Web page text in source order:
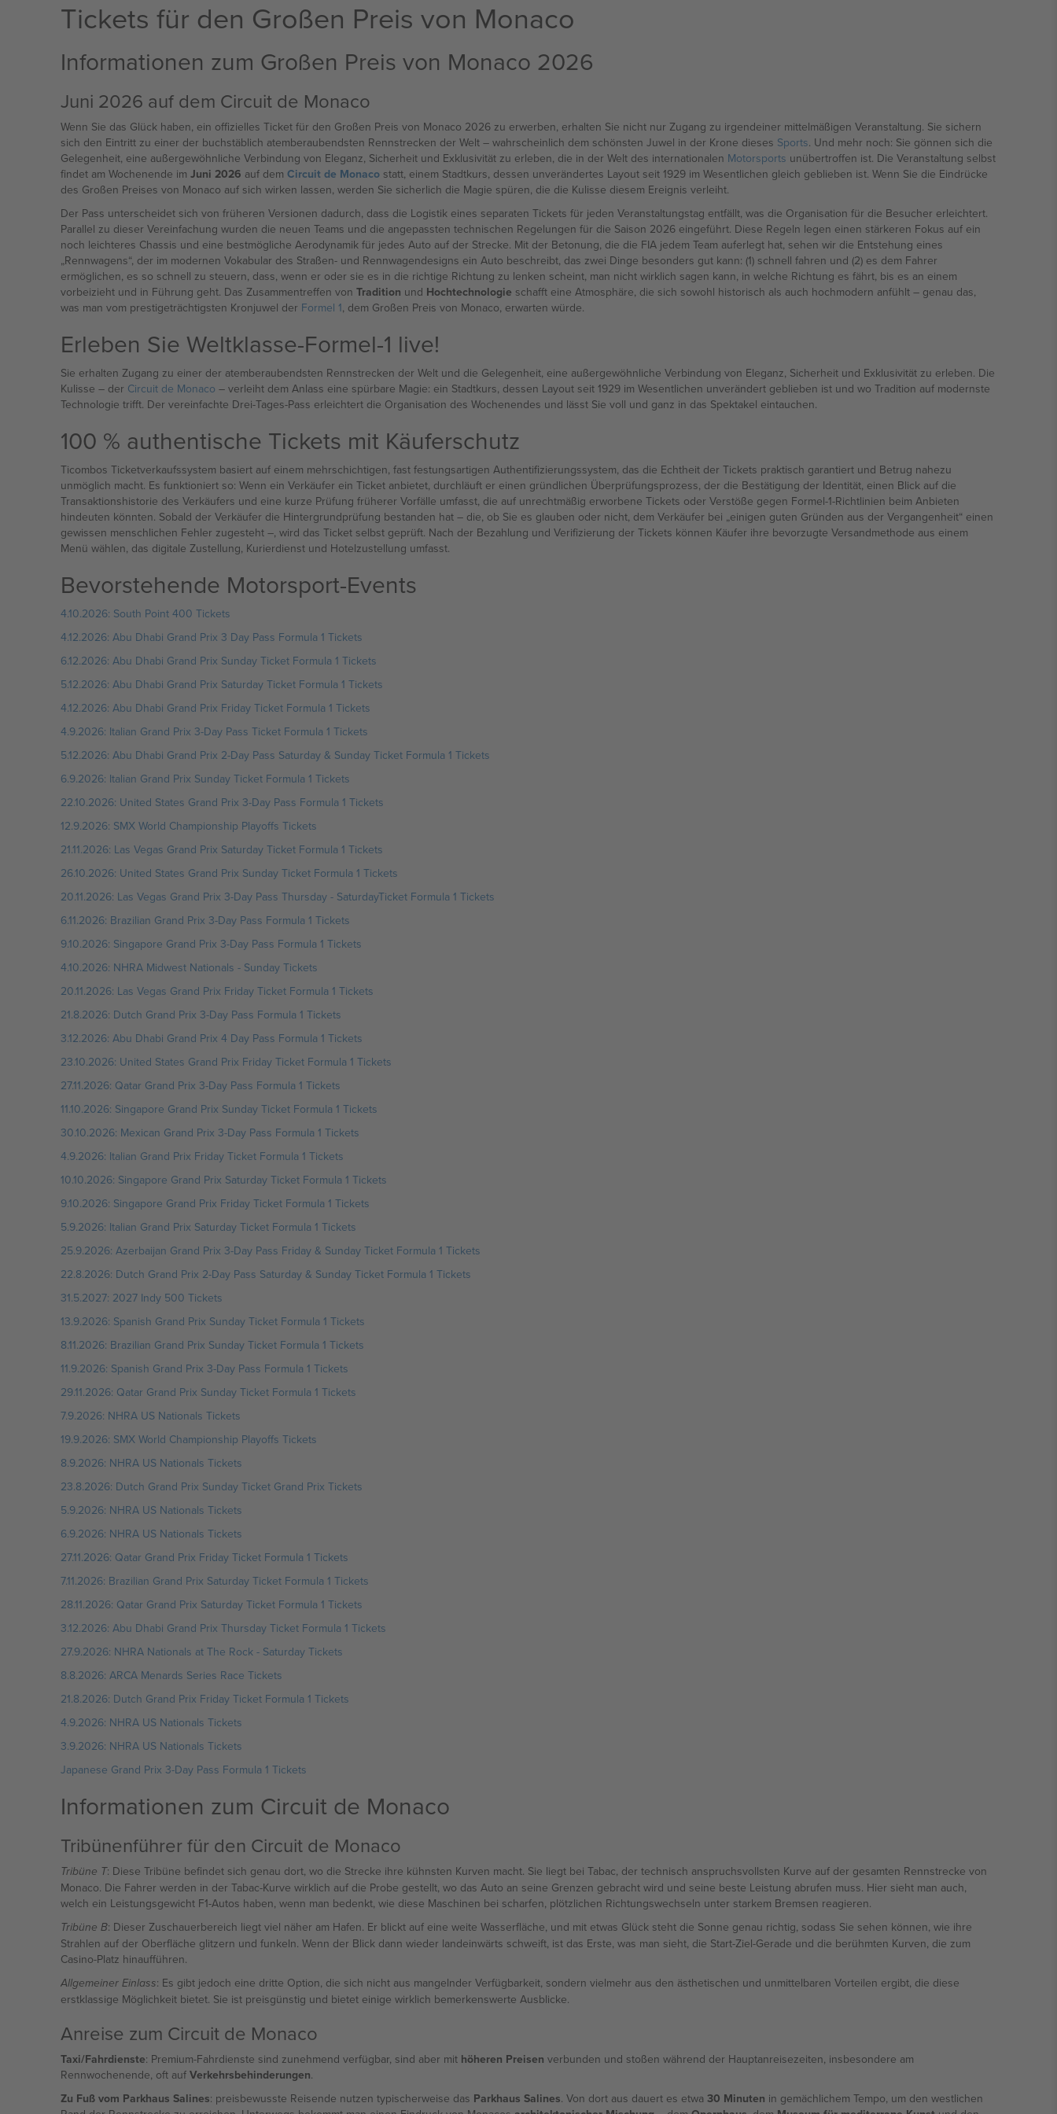
Tickets für den Großen Preis von Monaco
Informationen zum Großen Preis von Monaco 2026
Juni 2026 auf dem Circuit de Monaco
Wenn Sie das Glück haben, ein offizielles Ticket für den Großen Preis von Monaco 2026 zu erwerben, erhalten Sie nicht nur Zugang zu irgendeiner mittelmäßigen Veranstaltung. Sie sichern
sich den Eintritt zu einer der buchstäblich atemberaubendsten Rennstrecken der Welt – wahrscheinlich dem schönsten Juwel in der Krone dieses Sports. Und mehr noch: Sie gönnen sich die
Gelegenheit, eine außergewöhnliche Verbindung von Eleganz, Sicherheit und Exklusivität zu erleben, die in der Welt des internationalen Motorsports unübertroffen ist. Die Veranstaltung selbst
findet am Wochenende im Juni 2026 auf dem Circuit de Monacostatt, einem Stadtkurs, dessen unverändertes Layout seit 1929 im Wesentlichen gleich geblieben ist. Wenn Sie die Eindrücke
des Großen Preises von Monaco auf sich wirken lassen, werden Sie sicherlich die Magie spüren, die die Kulisse diesem Ereignis verleiht.
Der Pass unterscheidet sich von früheren Versionen dadurch, dass die Logistik eines separaten Tickets für jeden Veranstaltungstag entfällt, was die Organisation für die Besucher erleichtert.
Parallel zu dieser Vereinfachung wurden die neuen Teams und die angepassten technischen Regelungen für die Saison 2026 eingeführt. Diese Regeln legen einen stärkeren Fokus auf ein
noch leichteres Chassis und eine bestmögliche Aerodynamik für jedes Auto auf der Strecke. Mit der Betonung, die die FIA jedem Team auferlegt hat, sehen wir die Entstehung eines
„Rennwagens“, der im modernen Vokabular des Straßen- und Rennwagendesigns ein Auto beschreibt, das zwei Dinge besonders gut kann: (1) schnell fahren und (2) es dem Fahrer
ermöglichen, es so schnell zu steuern, dass, wenn er oder sie es in die richtige Richtung zu lenken scheint, man nicht wirklich sagen kann, in welche Richtung es fährt, bis es an einem
vorbeizieht und in Führung geht. Das Zusammentreffen von Tradition und Hochtechnologie schafft eine Atmosphäre, die sich sowohl historisch als auch hochmodern anfühlt – genau das,
was man vom prestigeträchtigsten Kronjuwel der Formel 1, dem Großen Preis von Monaco, erwarten würde.
Erleben Sie Weltklasse-Formel-1 live!
Sie erhalten Zugang zu einer der atemberaubendsten Rennstrecken der Welt und die Gelegenheit, eine außergewöhnliche Verbindung von Eleganz, Sicherheit und Exklusivität zu erleben. Die
Kulisse – der Circuit de Monaco – verleiht dem Anlass eine spürbare Magie: ein Stadtkurs, dessen Layout seit 1929 im Wesentlichen unverändert geblieben ist und wo Tradition auf modernste
Technologie trifft. Der vereinfachte Drei-Tages-Pass erleichtert die Organisation des Wochenendes und lässt Sie voll und ganz in das Spektakel eintauchen.
100 % authentische Tickets mit Käuferschutz
Ticombos Ticketverkaufssystem basiert auf einem mehrschichtigen, fast festungsartigen Authentifizierungssystem, das die Echtheit der Tickets praktisch garantiert und Betrug nahezu
unmöglich macht. Es funktioniert so: Wenn ein Verkäufer ein Ticket anbietet, durchläuft er einen gründlichen Überprüfungsprozess, der die Bestätigung der Identität, einen Blick auf die
Transaktionshistorie des Verkäufers und eine kurze Prüfung früherer Vorfälle umfasst, die auf unrechtmäßig erworbene Tickets oder Verstöße gegen Formel-1-Richtlinien beim Anbieten
hindeuten könnten. Sobald der Verkäufer die Hintergrundprüfung bestanden hat – die, ob Sie es glauben oder nicht, dem Verkäufer bei „einigen guten Gründen aus der Vergangenheit“ einen
gewissen menschlichen Fehler zugesteht –, wird das Ticket selbst geprüft. Nach der Bezahlung und Verifizierung der Tickets können Käufer ihre bevorzugte Versandmethode aus einem
Menü wählen, das digitale Zustellung, Kurierdienst und Hotelzustellung umfasst.
Bevorstehende Motorsport-Events
4.10.2026: South Point 400 Tickets
4.12.2026: Abu Dhabi Grand Prix 3 Day Pass Formula 1 Tickets
6.12.2026: Abu Dhabi Grand Prix Sunday Ticket Formula 1 Tickets
5.12.2026: Abu Dhabi Grand Prix Saturday Ticket Formula 1 Tickets
4.12.2026: Abu Dhabi Grand Prix Friday Ticket Formula 1 Tickets
4.9.2026: Italian Grand Prix 3-Day Pass Ticket Formula 1 Tickets
5.12.2026: Abu Dhabi Grand Prix 2-Day Pass Saturday & Sunday Ticket Formula 1 Tickets
6.9.2026: Italian Grand Prix Sunday Ticket Formula 1 Tickets
22.10.2026: United States Grand Prix 3-Day Pass Formula 1 Tickets
12.9.2026: SMX World Championship Playoffs Tickets
21.11.2026: Las Vegas Grand Prix Saturday Ticket Formula 1 Tickets
26.10.2026: United States Grand Prix Sunday Ticket Formula 1 Tickets
20.11.2026: Las Vegas Grand Prix 3-Day Pass Thursday - SaturdayTicket Formula 1 Tickets
6.11.2026: Brazilian Grand Prix 3-Day Pass Formula 1 Tickets
9.10.2026: Singapore Grand Prix 3-Day Pass Formula 1 Tickets
4.10.2026: NHRA Midwest Nationals - Sunday Tickets
20.11.2026: Las Vegas Grand Prix Friday Ticket Formula 1 Tickets
21.8.2026: Dutch Grand Prix 3-Day Pass Formula 1 Tickets
3.12.2026: Abu Dhabi Grand Prix 4 Day Pass Formula 1 Tickets
23.10.2026: United States Grand Prix Friday Ticket Formula 1 Tickets
27.11.2026: Qatar Grand Prix 3-Day Pass Formula 1 Tickets
11.10.2026: Singapore Grand Prix Sunday Ticket Formula 1 Tickets
30.10.2026: Mexican Grand Prix 3-Day Pass Formula 1 Tickets
4.9.2026: Italian Grand Prix Friday Ticket Formula 1 Tickets
10.10.2026: Singapore Grand Prix Saturday Ticket Formula 1 Tickets
9.10.2026: Singapore Grand Prix Friday Ticket Formula 1 Tickets
5.9.2026: Italian Grand Prix Saturday Ticket Formula 1 Tickets
25.9.2026: Azerbaijan Grand Prix 3-Day Pass Friday & Sunday Ticket Formula 1 Tickets
22.8.2026: Dutch Grand Prix 2-Day Pass Saturday & Sunday Ticket Formula 1 Tickets
31.5.2027: 2027 Indy 500 Tickets
13.9.2026: Spanish Grand Prix Sunday Ticket Formula 1 Tickets
8.11.2026: Brazilian Grand Prix Sunday Ticket Formula 1 Tickets
11.9.2026: Spanish Grand Prix 3-Day Pass Formula 1 Tickets
29.11.2026: Qatar Grand Prix Sunday Ticket Formula 1 Tickets
7.9.2026: NHRA US Nationals Tickets
19.9.2026: SMX World Championship Playoffs Tickets
8.9.2026: NHRA US Nationals Tickets
23.8.2026: Dutch Grand Prix Sunday Ticket Grand Prix Tickets
5.9.2026: NHRA US Nationals Tickets
6.9.2026: NHRA US Nationals Tickets
27.11.2026: Qatar Grand Prix Friday Ticket Formula 1 Tickets
7.11.2026: Brazilian Grand Prix Saturday Ticket Formula 1 Tickets
28.11.2026: Qatar Grand Prix Saturday Ticket Formula 1 Tickets
3.12.2026: Abu Dhabi Grand Prix Thursday Ticket Formula 1 Tickets
27.9.2026: NHRA Nationals at The Rock - Saturday Tickets
8.8.2026: ARCA Menards Series Race Tickets
21.8.2026: Dutch Grand Prix Friday Ticket Formula 1 Tickets
4.9.2026: NHRA US Nationals Tickets
3.9.2026: NHRA US Nationals Tickets
Japanese Grand Prix 3-Day Pass Formula 1 Tickets
Informationen zum Circuit de Monaco
Tribünenführer für den Circuit de Monaco
Tribüne T: Diese Tribüne befindet sich genau dort, wo die Strecke ihre kühnsten Kurven macht. Sie liegt bei Tabac, der technisch anspruchsvollsten Kurve auf der gesamten Rennstrecke von
Monaco. Die Fahrer werden in der Tabac-Kurve wirklich auf die Probe gestellt, wo das Auto an seine Grenzen gebracht wird und seine beste Leistung abrufen muss. Hier sieht man auch,
welch ein Leistungsgewicht F1-Autos haben, wenn man bedenkt, wie diese Maschinen bei scharfen, plötzlichen Richtungswechseln unter starkem Bremsen reagieren.
Tribüne B: Dieser Zuschauerbereich liegt viel näher am Hafen. Er blickt auf eine weite Wasserfläche, und mit etwas Glück steht die Sonne genau richtig, sodass Sie sehen können, wie ihre
Strahlen auf der Oberfläche glitzern und funkeln. Wenn der Blick dann wieder landeinwärts schweift, ist das Erste, was man sieht, die Start-Ziel-Gerade und die berühmten Kurven, die zum
Casino-Platz hinaufführen.
Allgemeiner Einlass: Es gibt jedoch eine dritte Option, die sich nicht aus mangelnder Verfügbarkeit, sondern vielmehr aus den ästhetischen und unmittelbaren Vorteilen ergibt, die diese
erstklassige Möglichkeit bietet. Sie ist preisgünstig und bietet einige wirklich bemerkenswerte Ausblicke.
Anreise zum Circuit de Monaco
Taxi/Fahrdienste: Premium-Fahrdienste sind zunehmend verfügbar, sind aber mit höheren Preisen verbunden und stoßen während der Hauptanreisezeiten, insbesondere am
Rennwochenende, oft auf Verkehrsbehinderungen.
Zu Fuß vom Parkhaus Salines: preisbewusste Reisende nutzen typischerweise das Parkhaus Salines. Von dort aus dauert es etwa 30 Minuten in gemächlichem Tempo, um den westlichen